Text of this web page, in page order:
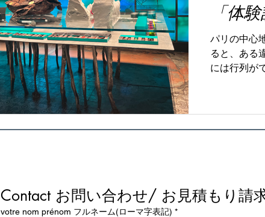
「体
パリの中心
ると、ある
には行列が
こまで差が
ています。
Contact お問い合わせ/ お見積もり請
votre nom prénom フルネーム(ローマ字表記) *